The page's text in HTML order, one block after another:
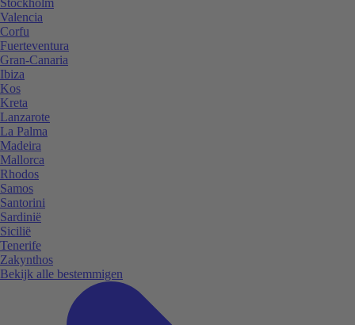
Valencia
Corfu
Fuerteventura
Gran-Canaria
Ibiza
Kos
Kreta
Lanzarote
La Palma
Madeira
Mallorca
Rhodos
Samos
Santorini
Sardinië
Sicilië
Tenerife
Zakynthos
Bekijk alle bestemmigen